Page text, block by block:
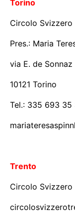
Torino
Circolo Svizzero
Pres.: Maria
via E. de Sonnaz
10121 Torino
Tel.: 335 693 35
Trento
Circolo